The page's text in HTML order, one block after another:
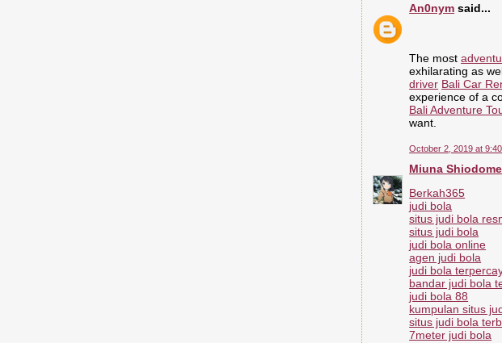
An0nym said...
The most
exhilarating as
driver Bali Car
experience of a
Bali Adventure
want.
October 2, 2019 at
Miuna Shiodome
Berkah365
judi bola
situs judi bola
situs judi bola
judi bola online
agen judi bola
judi bola
bandar judi bola
judi bola 88
kumpulan situs
situs judi bola
7meter judi bola